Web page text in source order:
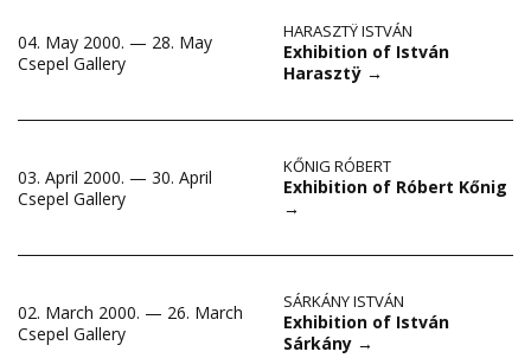
04. May 2000. — 28. May
Csepel Gallery
HARASZTŸ ISTVÁN
Exhibition of István
Harasztÿ →
03. April 2000. — 30. April
Csepel Gallery
KŐNIG RÓBERT
Exhibition of Róbert Kőnig
→
02. March 2000. — 26. March
Csepel Gallery
SÁRKÁNY ISTVÁN
Exhibition of István
Sárkány →